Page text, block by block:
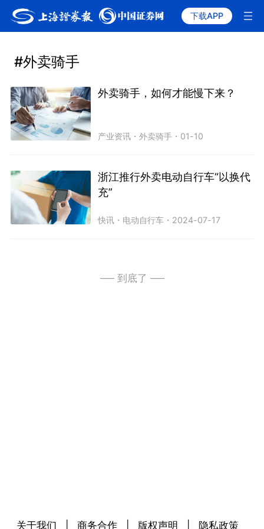
下载APP
#外卖骑手
外卖骑手，如何才能慢下来？
产业资讯 ・外卖骑手 ・ 01-10
浙江推行外卖电动自行车“以换代
充”
快讯 ・ 电动自行车 ・ 2024-07-17
── 到底了 ──
关于我们 商务合作 版权声明 隐私政策